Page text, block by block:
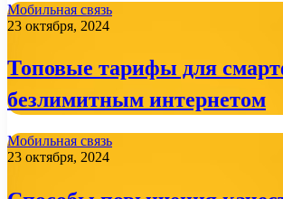
Мобильная связь
23 октября, 2024
Топовые тарифы для
безлимитным интернетом
Мобильная связь
23 октября, 2024